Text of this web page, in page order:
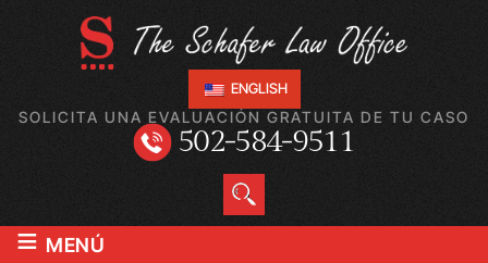
ENGLISH
SOLICITA UNA EVALUACIÓN GRATUITA DE TU CASO
502-584-9511
≡ MENÚ